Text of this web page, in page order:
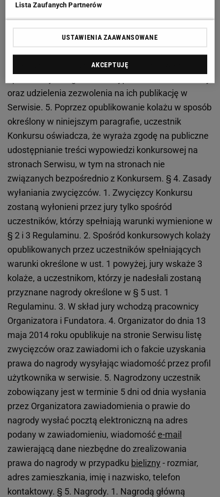
konkursowy. 4. Poprzez opublikowanie kolażu w
sposób określony w niniejszym paragrafie, uczestnik
Konkursu oświadcza, że kolaż nie narusza
przepisów prawa, ani prawem chronionych dóbr
osób trzecich, a uczestnik Konkursu jest w pełni
oraz udzielenia zezwolenia na ich publikację w
Serwisie. 5. Poprzez opublikowanie kolażu w sposób
określony w niniejszym paragrafie, uczestnik
Konkursu oświadcza, że wyraża zgodę na publiczne
udostępnianie treści wypowiedzi konkursowej na
stronach Serwisu, w tym na stronach nie
związanych bezpośrednio z Konkursem. § 4. Zasady
wyłaniania zwycięzców. 1. Zwycięzcy Konkursu
zostaną wyłonieni przez jury tylko spośród
uczestników, którzy spełniają warunki wymienione w
§ 2 i 3 Regulaminu. 2. Spośród konkursowych kolaży
opublikowanych przez uczestników spełniających
warunki określone w ust. 1 powyżej, jury wskaże 3
kolaże, a uczestnikom, którzy je nadesłali zostaną
przyznane nagrody określone w § 5 ust. 1
Regulaminu. 3. W skład jury wchodzą pracownicy
Organizatora i Fundatora. 4. Organizator do dnia 13
maja 2014 roku opublikuje na stronie Serwisu listę
zwycięzców oraz zawiadomi ich o fakcie uzyskania
prawa do nagrody wysyłając wiadomość przez profil
użytkownika w serwisie. 5. Nagrodzony uczestnik
zobowiązany jest w terminie 5 dni od dnia wysłania
przez Organizatora zawiadomienia o prawie do
nagrody wysłać pocztą elektroniczną na adres
podany w zawiadomieniu, wiadomość e-mail
zawierającą dane niezbędne do zrealizowania
prawa do nagrody w przypadku bielizny - rozmiar,
adres zamieszkania, imię i nazwisko, telefon
kontaktowy. § 5. Nagrody. 1. Nagrodą główną
Lista Zaufanych Partnerów
USTAWIENIA ZAAWANSOWANE
AKCEPTUJĘ